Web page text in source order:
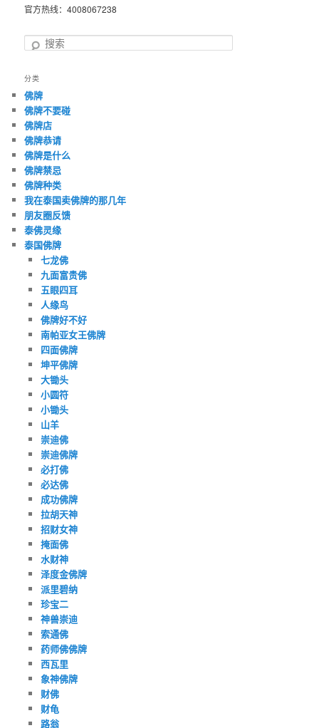
官方热线：4008067238
搜
分类
佛牌
佛牌不要碰
佛牌店
佛牌恭请
佛牌是什么
佛牌禁忌
佛牌种类
我在泰国卖佛牌的那几年
朋友圈反馈
泰佛灵缘
泰国佛牌
七龙佛
九面富贵佛
五眼四耳
人缘鸟
佛牌好不好
南帕亚女王佛牌
四面佛牌
坤平佛牌
大锄头
小圆符
小锄头
山羊
崇迪佛
崇迪佛牌
必打佛
必达佛
成功佛牌
拉胡天神
招财女神
掩面佛
水财神
泽度金佛牌
派里碧纳
珍宝二
神兽崇迪
索通佛
药师佛佛牌
西瓦里
象神佛牌
财佛
财龟
路翁